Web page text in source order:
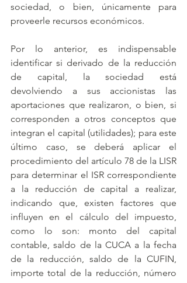
sociedad, o bien, únicamente para
proveerle recursos económicos.
Por lo anterior, es indispensable
identificar si derivado de la reducción
de capital, la sociedad está
devolviendo a sus accionistas las
aportaciones que realizaron, o bien, si
corresponden a otros conceptos que
integran el capital (utilidades); para este
último caso, se deberá aplicar el
procedimiento del artículo 78 de la LISR
para determinar el ISR correspondiente
a la reducción de capital a realizar,
indicando que, existen factores que
influyen en el cálculo del impuesto,
como lo son: monto del capital
contable, saldo de la CUCA a la fecha
de la reducción, saldo de la CUFIN,
importe total de la reducción, número